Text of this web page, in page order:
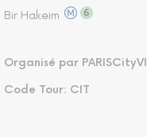
Bir Hakeim
Organisé par
Code Tour: CIT